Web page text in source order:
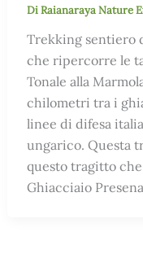
DiRaianaraya Nature
Trekking sentiero
che ripercorre le
Tonale alla
chilometri tra i
linee di difesa
ungarico. Questa
questo tragitto
Ghiacciaio